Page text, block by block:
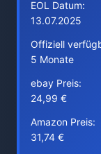
EOL Datum:
13.07.2025
Offiziell
5 Monate
ebay Preis:
24,99 €
Amazon Preis:
31,74 €